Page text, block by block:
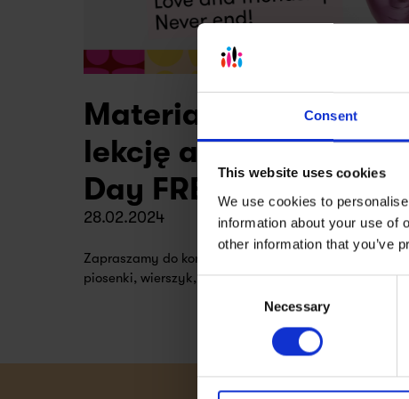
Consent
This website uses cookies
We use cookies to
information about your use of
other information that you’ve
Necessary
Materiały na
lekcję angielskiego |
Day FREEBIES
28.02.2024
Zapraszamy do korzystania naszych materiałów
piosenki, wierszyk, flashcards i ćwiczenia do druku. 💕